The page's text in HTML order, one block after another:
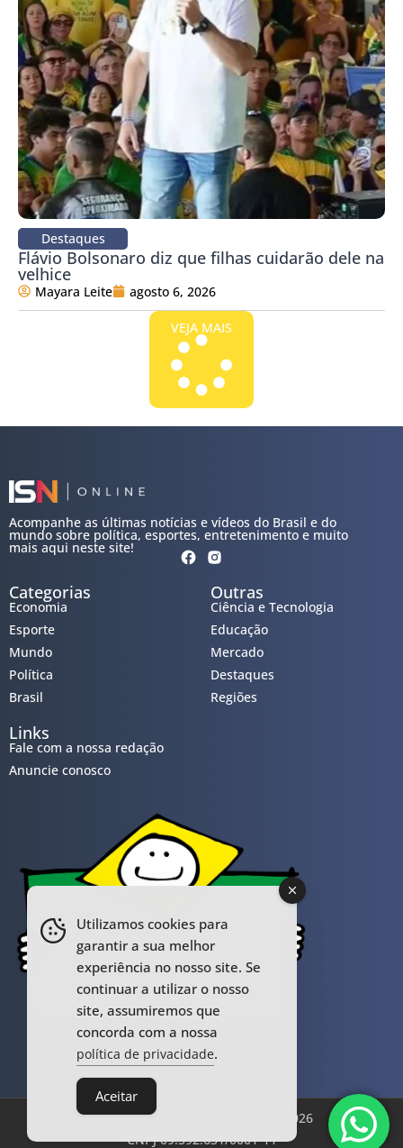
Destaques
Flávio Bolsonaro diz que filhas cuidarão dele na
velhice
Mayara Leite agosto 6, 2026
VEJA MAIS
Acompanhe as últimas notícias e vídeos do Brasil e do
mundo sobre política, esportes, entretenimento e muito
mais aqui neste site!
Categorias
Economia
Esporte
Mundo
Política
Brasil
Outras
Ciência e Tecnologia
Educação
Mercado
Destaques
Regiões
Links
Fale com a nossa redação
Anuncie conosco
Todos os Direitos Reservados © 2026
CNPJ 09.592.631/0001-11
Utilizamos cookies para
garantir a sua melhor
experiência no nosso site. Se
continuar a utilizar o nosso
site, assumiremos que
concorda com a nossa
política de privacidade.
Aceitar